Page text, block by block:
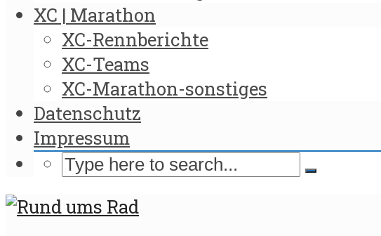
XC | Marathon
XC-Rennberichte
XC-Teams
XC-Marathon-sonstiges
Datenschutz
Impressum